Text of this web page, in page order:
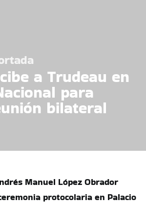
a Trudeau en
para
bilateral
Manuel López Obrador
protocolaria en Palacio